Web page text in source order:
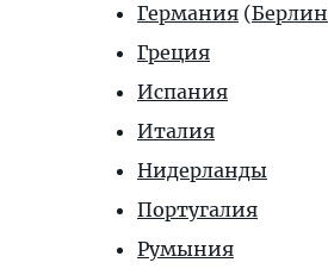
Германия (Берлин
Греция
Испания
Италия
Нидерланды
Португалия
Румыния